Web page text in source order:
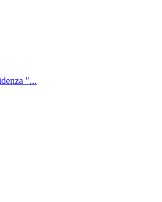
"...